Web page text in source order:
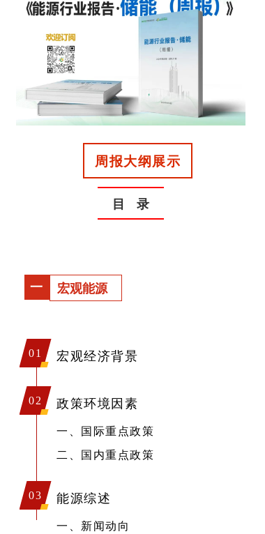
周报大纲展示
目 录
一 宏观能源
01 宏观经济背景
02 政策环境因素
一、国际重点政策
二、国内重点政策
03 能源综述
一、新闻动向